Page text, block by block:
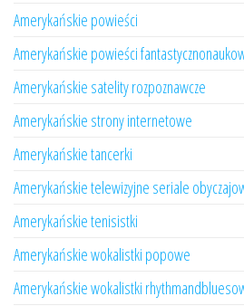
Amerykańskie powieści
Amerykańskie powieści
Amerykańskie satelity rozpoznawcze
Amerykańskie strony internetowe
Amerykańskie tancerki
Amerykańskie telewizyjne seriale
Amerykańskie tenisistki
Amerykańskie wokalistki popowe
Amerykańskie wokalistki